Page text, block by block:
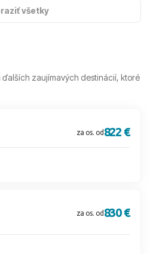
všetky
ďalších zaujímavých destinácií, ktoré
za os. od 822 €
za os. od 830 €